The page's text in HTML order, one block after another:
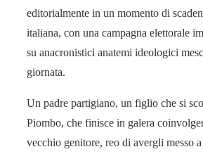
editorialmente in un momento di
italiana, con una campagna elettorale
su anacronistici anatemi ideologici
giornata.
Un padre partigiano, un figlio che si
Piombo, che finisce in galera
vecchio genitore, reo di avergli messo